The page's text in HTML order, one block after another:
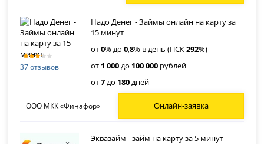
37 отзывов
Надо Денег - Займы онлайн на карту за
15 минут
от0% до0,8% в день (ПСК292%)
от 1 000до 100 000 рублей
от7до 180дней
ООО МКК «Финафор» Онлайн-заявка
Эквазайм - займ на карту за 5 минут